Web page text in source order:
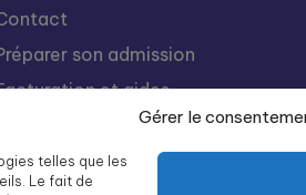
Gérer le
telles que les
Le fait de
son admission
et aides